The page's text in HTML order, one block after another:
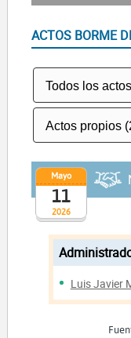
ACTOS BORME
2026
Mayo
11
Luis Javier